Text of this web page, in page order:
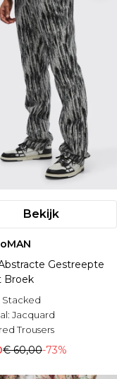
Bekijk
Gestreepte
Broek
Stacked
Jacquard
Trousers
€ 60,00-73%